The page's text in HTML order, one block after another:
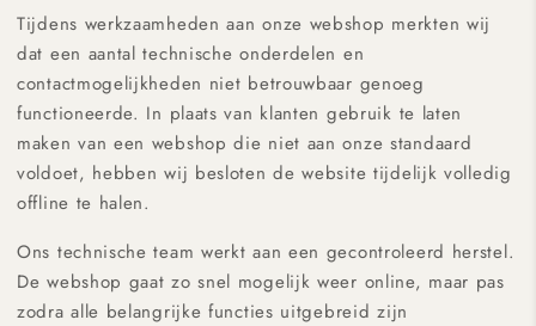
Tijdens werkzaamheden aan onze webshop merkten wij
dat een aantal technische onderdelen en
contactmogelijkheden niet betrouwbaar genoeg
functioneerde. In plaats van klanten gebruik te laten
maken van een webshop die niet aan onze standaard
voldoet, hebben wij besloten de website tijdelijk volledig
offline te halen.
Ons technische team werkt aan een gecontroleerd herstel.
De webshop gaat zo snel mogelijk weer online, maar pas
zodra alle belangrijke functies uitgebreid zijn